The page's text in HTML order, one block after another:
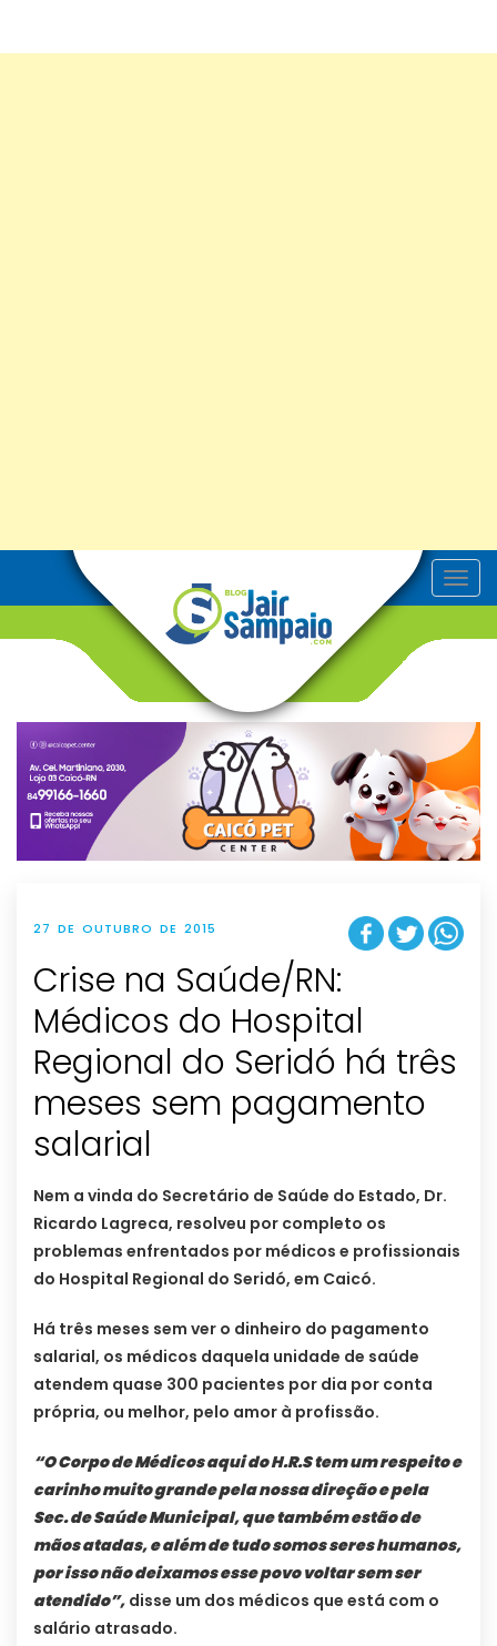
T
o
v
g
t
i
o
n
27 DE OUTUBRO DE 2015
Crise na Saúde/RN:
Médicos do Hospital
Regional do Seridó há três
meses sem pagamento
salarial
Nem a vinda do Secretário de Saúde do Estado, Dr.
Ricardo Lagreca, resolveu por completo os
problemas enfrentados por médicos e profissionais
do Hospital Regional do Seridó, em Caicó.
Há três meses sem ver o dinheiro do pagamento
salarial, os médicos daquela unidade de saúde
atendem quase 300 pacientes por dia por conta
própria, ou melhor, pelo amor à profissão.
“O Corpo de Médicos aqui do H.R.S tem um respeito e
carinho muito grande pela nossa direção e pela
Sec. de Saúde Municipal, que também estão de
mãos atadas, e além de tudo somos seres humanos,
por isso não deixamos esse povo voltar sem ser
atendido”, disse um dos médicos que está com o
salário atrasado.